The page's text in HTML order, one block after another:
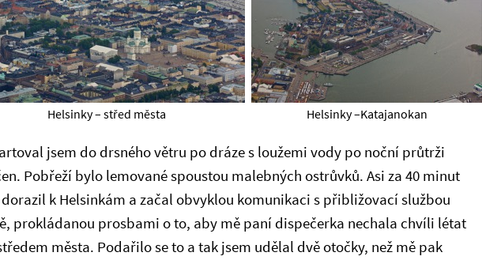
Helsinky – střed města Helsinky –Katajanokan
jsem do drsného větru po dráze s loužemi vody po noční průtrži
Pobřeží bylo lemované spoustou malebných ostrůvků. Asi za 40 minut
k Helsinkám a začal obvyklou komunikaci s přibližovací službou
prokládanou prosbami o to, aby mě paní dispečerka nechala chvíli létat
města. Podařilo se to a tak jsem udělal dvě otočky, než mě pak